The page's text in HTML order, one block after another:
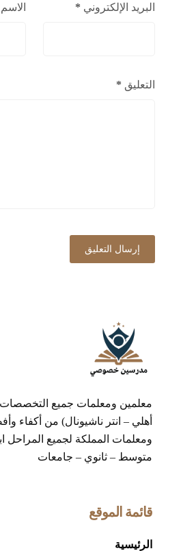
الاسم البريد الإلكتروني *
التعليق *
معلمين ومعلمات جميع
أهلي – انتر ناشيونال) من أكفاء
ومعلمات المملكة لجميع المراحل
متوسط – ثانوي – جامعات
قائمة الموقع
الرئيسية